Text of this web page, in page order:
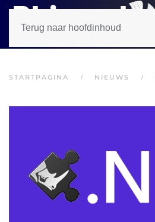
Terug naar hoofdinhoud
STARTPAGINA NIEUWS